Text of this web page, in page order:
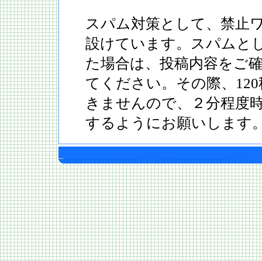
スパム対策として、禁止
設けています。スパムと
た場合は、投稿内容をご
てください。その際、
きませんので、２分程度
するようにお願いします